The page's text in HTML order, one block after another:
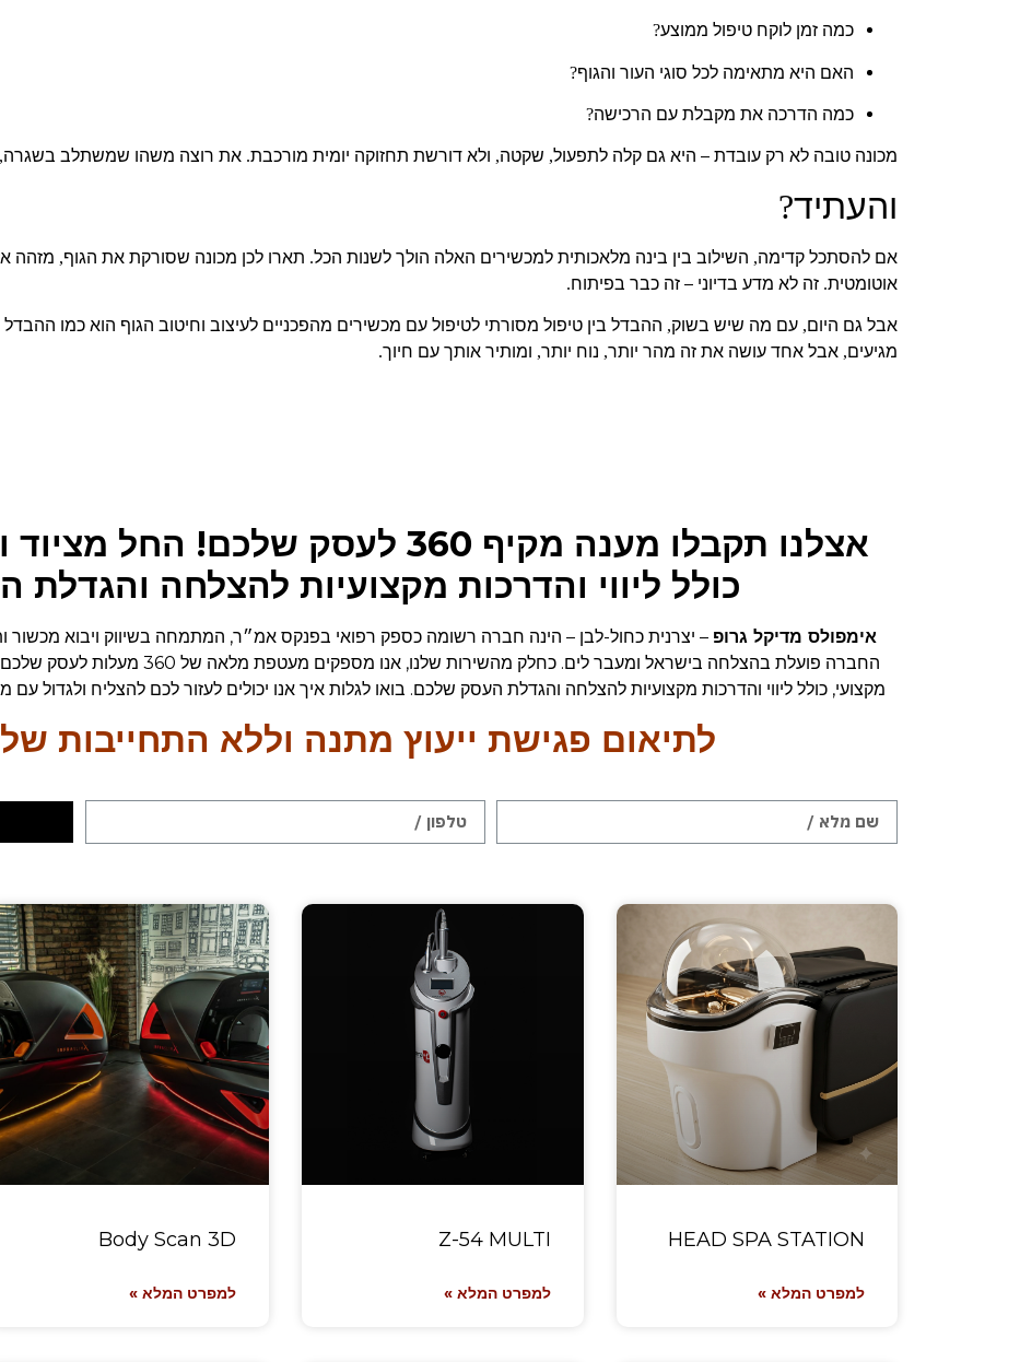
כמה זמן לוקח טיפול ממוצע?
האם היא מתאימה לכל סוגי העור והגוף?
כמה הדרכה את מקבלת עם הרכישה?
מכונה טובה לא רק עובדת – היא גם קלה לתפעול, שקטה, ולא דורשת תחזוקה יומית מורכבת. את רוצה משהו שמשתלב בשגרה,
והעתיד?
אם להסתכל קדימה, השילוב בין בינה מלאכותית למכשירים האלה הולך לשנות הכל. תארו לכן מכונה שסורקת את הגוף, מזהה
אוטומטית. זה לא מדע בדיוני – זה כבר בפיתוח.
אבל גם היום, עם מה שיש בשוק, ההבדל בין טיפול מסורתי לטיפול עם מכשירים מהפכניים לעיצוב וחיטוב הגוף הוא כמו ההבדל
מגיעים, אבל אחד עושה את זה מהר יותר, נוח יותר, ומותיר אותך עם חיוך.
אצלנו תקבלו מענה מקיף 360 לעסק
כולל ליווי והדרכות מקצועיות להצלחה
אימפולס מדיקל גרופ – יצרנית כחול-לבן – הינה חברה רשומה כספק רפואי בפנקס אמ״ר, המתמחה בשיווק ויבוא מכשור
החברה פועלת בהצלחה בישראל ומעבר לים.
מקצועי, כולל ליווי והדרכות מקצועיות להצלחה והגדלת העסק שלכם. בואו לגלות איך אנו יכולים לעזור לכם להצליח ולגדול
לתיאום פגישת ייעוץ מתנה וללא התחייבות
HEAD SPA STATION
למפרט המלא »
Z-54 MULTI
למפרט המלא »
Body Scan 3D
למפרט המלא »